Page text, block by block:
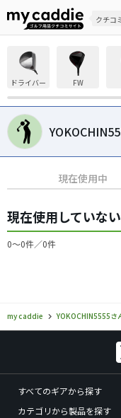
クチコ
ドライバー FW
現在使用中
現在使用していな
0〜0件／0件
my caddie YOKOCHIN5555さ
すべてのギアから探す
カテゴリから製品を探す